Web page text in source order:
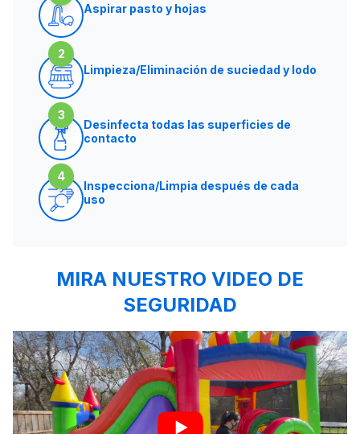
Aspirar pasto y hojas
2
Limpieza/Eliminación de suciedad y lodo
3
Desinfecta todas las superficies de
contacto
4
Inspecciona/Limpia después de cada
uso
MIRA NUESTRO VIDEO DE
SEGURIDAD